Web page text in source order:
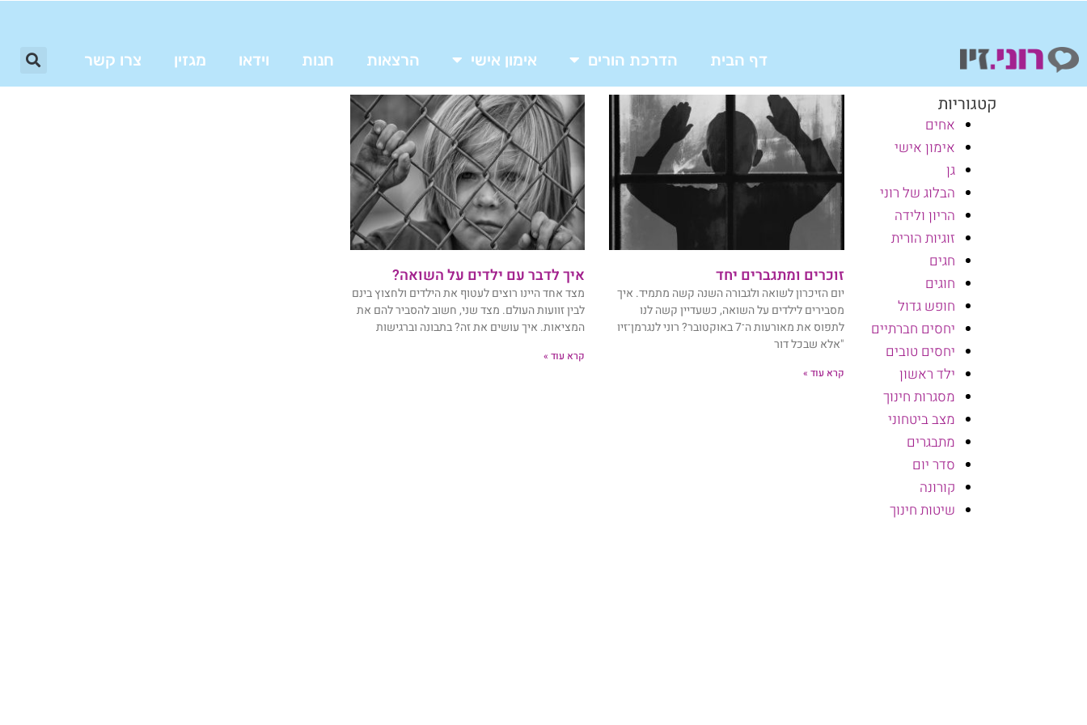
דף הבית הדרכת הורים אימון אישי הרצאות חנות וידאו מגזין צרו קשר
קטגוריות
אחים
אימון אישי
גן
הבלוג של רוני
הריון ולידה
זוגיות הורית
חגים
חוגים
חופש גדול
יחסים חברתיים
יחסים טובים
ילד ראשון
מסגרות חינוך
מצב ביטחוני
מתבגרים
סדר יום
קורונה
שיטות חינוך
זוכרים ומתגברים יחד
יום הזיכרון לשואה ולגבורה השנה קשה מתמיד. איך
מסבירים לילדים על השואה, כשעדיין קשה לנו
לתפוס את מאורעות ה־7 באוקטובר? רוני לנגרמן־זיו
"אלא שבכל דור
קרא עוד »
איך לדבר עם ילדים על השואה?
מצד אחד היינו רוצים לעטוף את הילדים ולחצוץ בינם
לבין זוועות העולם. מצד שני, חשוב להסביר להם את
המציאות. איך עושים את זה? בתבונה וברגישות
קרא עוד »